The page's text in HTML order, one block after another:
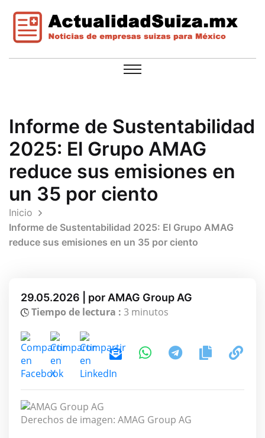
Informe de Sustentabilidad
2025: El Grupo AMAG
reduce sus emisiones en
un 35 por ciento
Inicio
Informe de Sustentabilidad 2025: El Grupo AMAG
reduce sus emisiones en un 35 por ciento
29.05.2026 | por AMAG Group AG
Tiempo de lectura : 3 minutos
Derechos de imagen: AMAG Group AG